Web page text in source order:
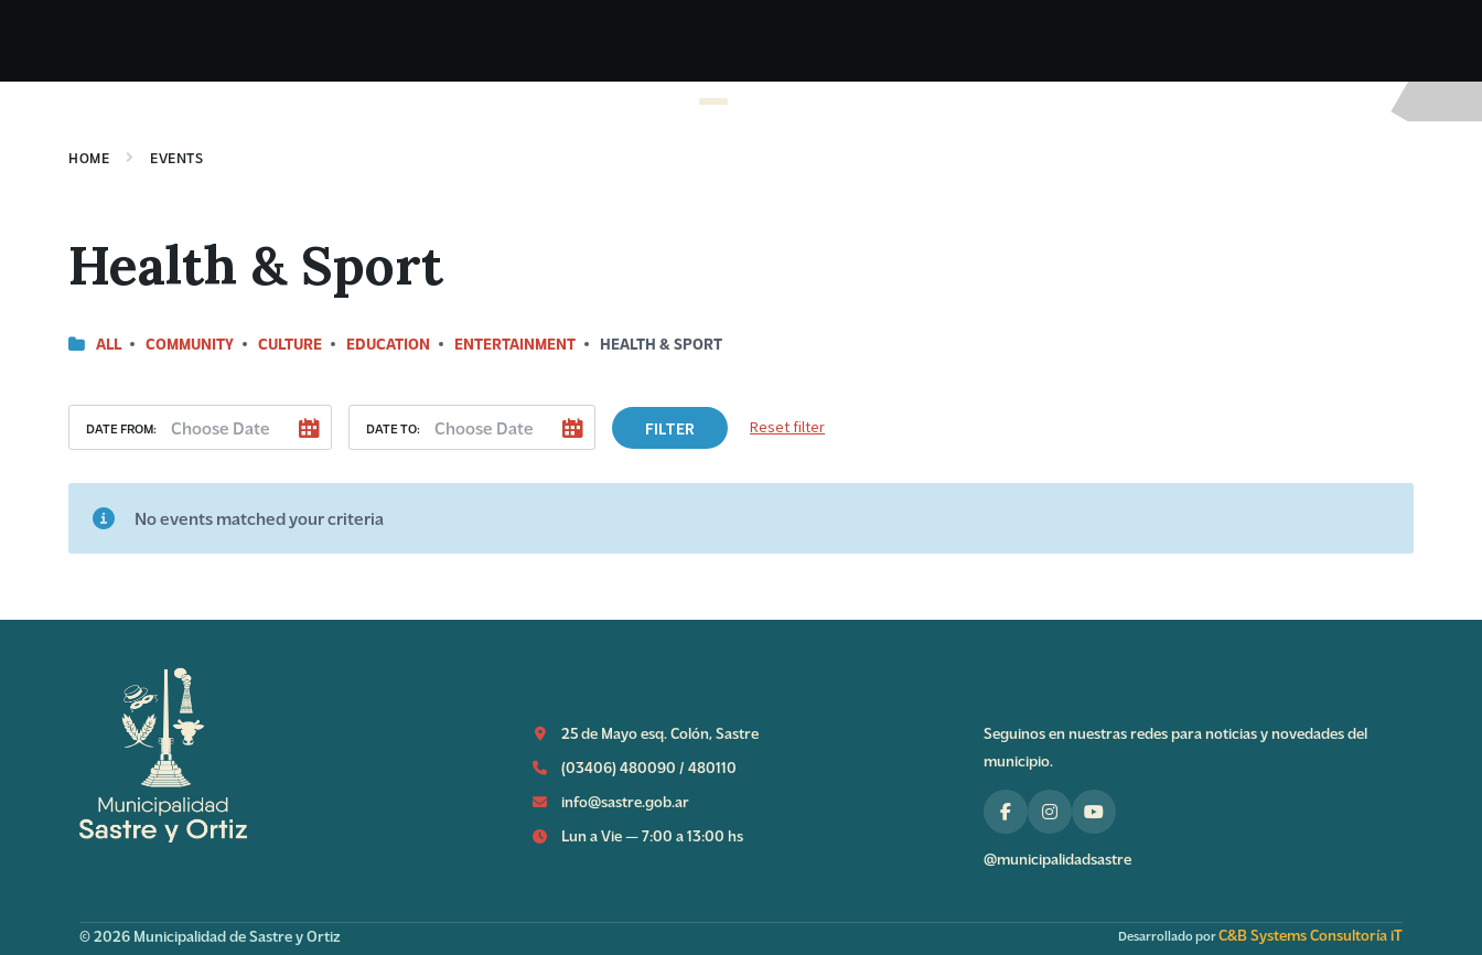
HOME EVENTS
Health & Sport
ALL COMMUNITY CULTURE EDUCATION ENTERTAINMENT HEALTH & SPORT
DATE FROM: DATE TO: FILTER Reset filter
No events matched your criteria
25 de Mayo esq. Colón, Sastre
(03406) 480090 / 480110
info@sastre.gob.ar
Lun a Vie — 7:00 a 13:00 hs
Seguinos en nuestras redes para noticias y novedades del
municipio.
@municipalidadsastre
© 2026 Municipalidad de Sastre y Ortiz Desarrollado porC&B Systems Consultoría iT